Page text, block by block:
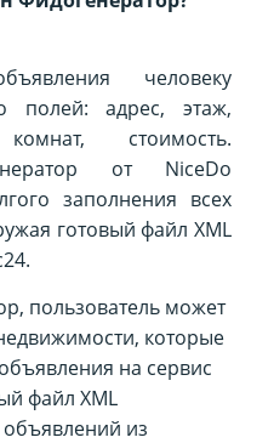
человеку
полей: адрес, этаж,
стоимость.
от NiceDo
заполнения всех
готовый файл XML
пользователь может
которые
на сервис
файл XML
из